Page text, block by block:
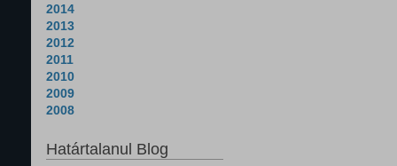
2014
2013
2012
2011
2010
2009
2008
Határtalanul Blog